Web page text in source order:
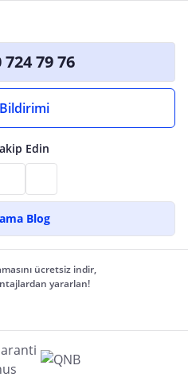
724 79 76
Edin
Blog
ücretsiz indir,
yararlan!